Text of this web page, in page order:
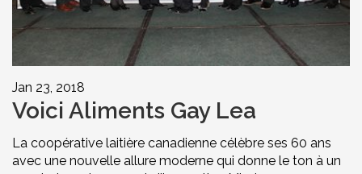
Jan 23, 2018
Voici Aliments Gay Lea
La coopérative laitière canadienne célèbre ses 60 ans
avec une nouvelle allure moderne qui donne le ton à un